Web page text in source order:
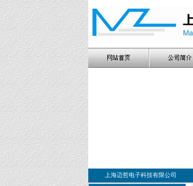
上海迈哲电子科技有限公司